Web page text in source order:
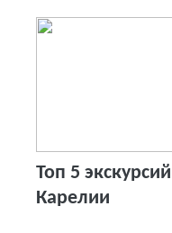
Топ 5
Карелии